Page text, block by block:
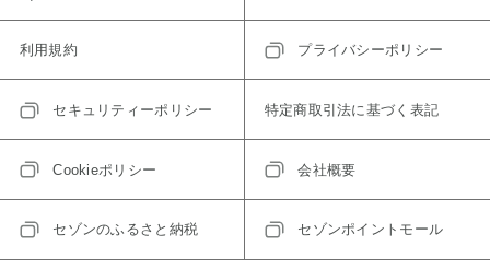
利用規約 プライバシーポリシー
セキュリティーポリシー 特定商取引法に基づく表記
Cookieポリシー 会社概要
セゾンのふるさと納税 セゾンポイントモール